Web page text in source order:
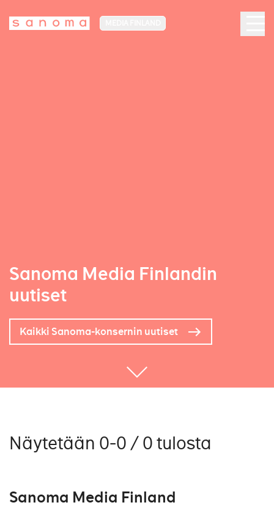
Sanoma Media Finlandin
uutiset
Kaikki Sanoma-konsernin uutiset
Näytetään 0-0 / 0 tulosta
Sanoma Media Finland